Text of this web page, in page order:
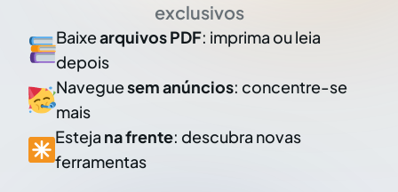
exclusivos
Baixearquivos PDF: imprima ou leia
depois
Naveguesem anúncios: concentre-se
mais
Esteja na frente: descubra novas
ferramentas